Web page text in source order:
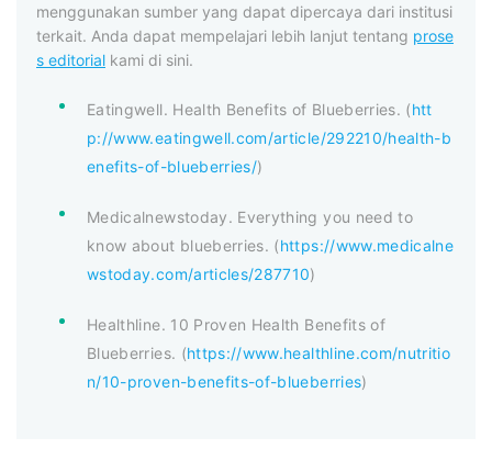
menggunakan sumber yang dapat dipercaya dari institusi
terkait. Anda dapat mempelajari lebih lanjut tentang prose
s editorial kami di sini.
Eatingwell. Health Benefits of Blueberries. (htt
p://www.eatingwell.com/article/292210/health-b
enefits-of-blueberries/)
Medicalnewstoday. Everything you need to
know about blueberries. (https://www.medicalne
wstoday.com/articles/287710)
Healthline. 10 Proven Health Benefits of
Blueberries. (https://www.healthline.com/nutritio
n/10-proven-benefits-of-blueberries)